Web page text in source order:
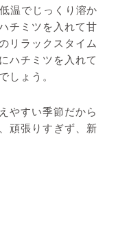
温でじっくり溶か
チミツを入れて甘
リラックスタイム
ハチミツを入れて
しょう。
やすい季節だから
頑張りすぎず、新